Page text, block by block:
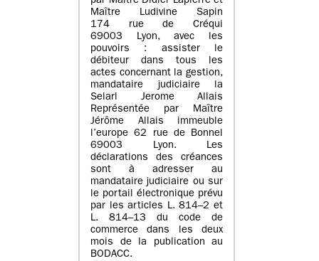
Maître Ludivine Sapin
174 rue de Créqui
69003 Lyon, avec les
pouvoirs : assister le
débiteur dans tous les
actes concernant la gestion,
mandataire judiciaire la
Selarl Jerome Allais
Représentée par Maître
Jérôme Allais immeuble
l’europe 62 rue de Bonnel
69003 Lyon. Les
déclarations des créances
sont à adresser au
mandataire judiciaire ou sur
le portail électronique prévu
par les articles L. 814–2 et
L. 814–13 du code de
commerce dans les deux
mois de la publication au
BODACC.